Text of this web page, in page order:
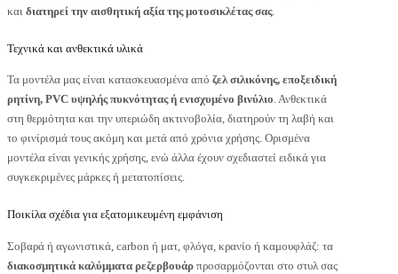
και διατηρεί την αισθητική αξία της μοτοσικλέτας σας.
Τεχνικά και ανθεκτικά υλικά
Τα μοντέλα μας είναι κατασκευασμένα από ζελ σιλικόνης, εποξειδική
ρητίνη, PVC υψηλής πυκνότητας ή ενισχυμένο βινύλιο. Ανθεκτικά
στη θερμότητα και την υπεριώδη ακτινοβολία, διατηρούν τη λαβή και
το φινίρισμά τους ακόμη και μετά από χρόνια χρήσης. Ορισμένα
μοντέλα είναι γενικής χρήσης, ενώ άλλα έχουν σχεδιαστεί ειδικά για
συγκεκριμένες μάρκες ή μετατοπίσεις.
Ποικίλα σχέδια για εξατομικευμένη εμφάνιση
Σοβαρά ή αγωνιστικά, carbon ή ματ, φλόγα, κρανίο ή καμουφλάζ: τα
διακοσμητικά καλύμματα ρεζερβουάρ προσαρμόζονται στο στυλ σας